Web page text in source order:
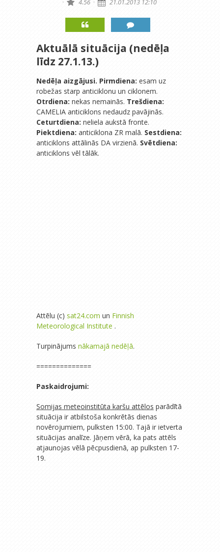
·
4.56 · 21.01.2013 12:10
Aktuālā situācija (nedēļa
līdz 27.1.13.)
Nedēļa aizgājusi. Pirmdiena: esam uz
robežas starp anticiklonu un ciklonem.
Otrdiena: nekas nemainās. Trešdiena:
CAMELIA anticiklons nedaudz pavājinās.
Ceturtdiena: neliela aukstā fronte.
Piektdiena: anticiklona ZR malā. Sestdiena:
anticiklons attālinās DA virzienā. Svētdiena:
anticiklons vēl tālāk.
Attēlu (c) sat24.com un Finnish
Meteorological Institute .
Turpinājums nākamajā nedēļā.
==============
Paskaidrojumi:
Somijas meteoinstitūta karšu attēlos parādītā
situācija ir atbilstoša konkrētās dienas
novērojumiem, pulksten 15:00. Tajā ir ietverta
situācijas analīze. Jāņem vērā, ka pats attēls
atjaunojas vēlā pēcpusdienā, ap pulksten 17-
19.